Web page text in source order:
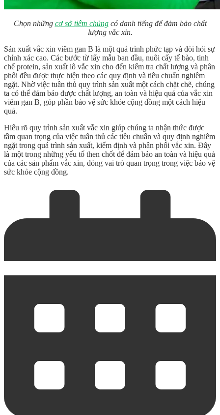
Chọn những cơ sở tiêm chủngcó danh tiếng để đảm bảo chất
lượng vắc xin.
Sản xuất vắc xin viêm gan B là một quá trình phức tạp và đòi hỏi sự
chính xác cao. Các bước từ lấy mẫu ban đầu, nuôi cấy tế bào, tinh
chế protein, sản xuất lô vắc xin cho đến kiểm tra chất lượng và phân
phối đều được thực hiện theo các quy định và tiêu chuẩn nghiêm
ngặt. Nhờ việc tuân thủ quy trình sản xuất một cách chặt chẽ, chúng
ta có thể đảm bảo được chất lượng, an toàn và hiệu quả của vắc xin
viêm gan B, góp phần bảo vệ sức khỏe cộng đồng một cách hiệu
quả.
Hiểu rõ quy trình sản xuất vắc xin giúp chúng ta nhận thức được
tầm quan trọng của việc tuân thủ các tiêu chuẩn và quy định nghiêm
ngặt trong quá trình sản xuất, kiểm định và phân phối vắc xin. Đây
là một trong những yếu tố then chốt để đảm bảo an toàn và hiệu quả
của các sản phẩm vắc xin, đóng vai trò quan trọng trong việc bảo vệ
sức khỏe cộng đồng.